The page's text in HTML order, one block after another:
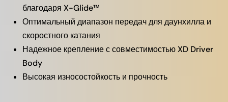
благодаря X-Glide™
Оптимальный диапазон передач для даунхилла и
скоростного катания
Надежное крепление с совместимостью XD Driver
Body
Высокая износостойкость и прочность